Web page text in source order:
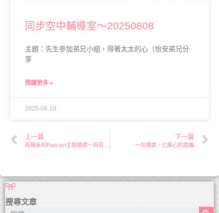
同步空中輔導室～20250808
主題：先生參加弟兄小組，得著太太的心（怡安弟兄分
享
閱讀更多 »
2025-08-10
上一篇 下一篇
一句讚美，化解心的距離
搜尋文章